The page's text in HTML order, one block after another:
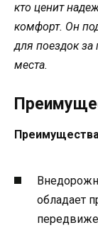
кто ценит
комфорт. Он
для поездок
места.
обладает